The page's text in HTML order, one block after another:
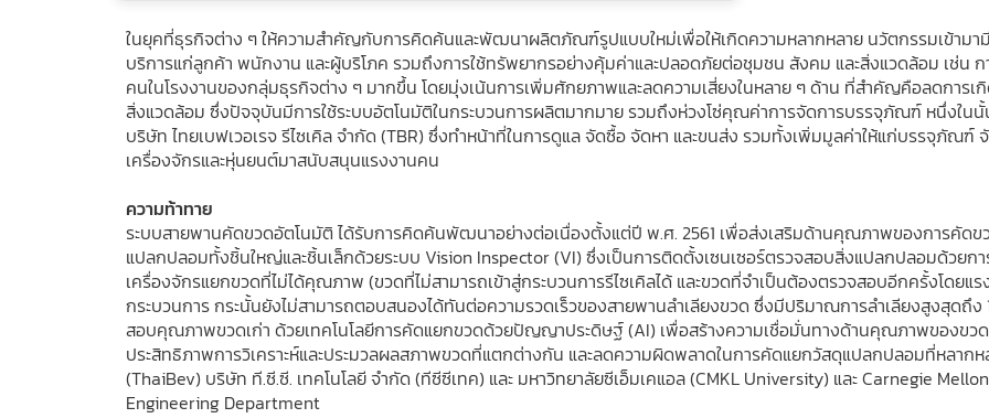
ในยุคที่ธุรกิจต่าง ๆ ให้ความสำคัญกับการคิดค้นและพัฒนาผลิตภัณฑ์รูปแบบใหม่เพื่อให้เกิดความหลากหลาย นวัตกรรมเข้ามา
บริการแก่ลูกค้า พนักงาน และผู้บริโภค รวมถึงการใช้ทรัพยากรอย่างคุ้มค่าและปลอดภัยต่อชุมชน สังคม และสิ่งแวดล้อม เช่น
คนในโรงงานของกลุ่มธุรกิจต่าง ๆ มากขึ้น โดยมุ่งเน้นการเพิ่มศักยภาพและลดความเสี่ยงในหลาย ๆ ด้าน ที่สำคัญคือลดการเ
สิ่งแวดล้อม ซึ่งปัจจุบันมีการใช้ระบบอัตโนมัติในกระบวนการผลิตมากมาย รวมถึงห่วงโซ่คุณค่าการจัดการบรรจุภัณฑ์ หนึ่งใน
บริษัท ไทยเบฟเวอเรจ รีไซเคิล จำกัด (TBR) ซึ่งทำหน้าที่ในการดูแล จัดซื้อ จัดหา และขนส่ง รวมทั้งเพิ่มมูลค่าให้แก่บรรจุภัณ
เครื่องจักรและหุ่นยนต์มาสนับสนุนแรงงานคน
ความท้าทาย
ระบบสายพานคัดขวดอัตโนมัติ ได้รับการคิดค้นพัฒนาอย่างต่อเนื่องตั้งแต่ปี พ.ศ. 2561 เพื่อส่งเสริมด้านคุณภาพของการคัดข
แปลกปลอมทั้งชิ้นใหญ่และชิ้นเล็กด้วยระบบ Vision Inspector (VI) ซึ่งเป็นการติดตั้งเซนเซอร์ตรวจสอบสิ่งแปลกปลอมด้วย
เครื่องจักรแยกขวดที่ไม่ได้คุณภาพ (ขวดที่ไม่สามารถเข้าสู่กระบวนการรีไซเคิลได้ และขวดที่จำเป็นต้องตรวจสอบอีกครั้งโดยแ
กระบวนการ กระนั้นยังไม่สามารถตอบสนองได้ทันต่อความรวดเร็วของสายพานลำเลียงขวด ซึ่งมีปริมาณการลำเลียงสูงสุดถึ
สอบคุณภาพขวดเก่า ด้วยเทคโนโลยีการคัดแยกขวดด้วยปัญญาประดิษฐ์ (AI) เพื่อสร้างความเชื่อมั่นทางด้านคุณภาพของขวด
ประสิทธิภาพการวิเคราะห์และประมวลผลสภาพขวดที่แตกต่างกัน และลดความผิดพลาดในการคัดแยกวัสดุแปลกปลอมที่หลาก
(ThaiBev) บริษัท ที.ซี.ซี. เทคโนโลยี จำกัด (ทีซีซีเทค) และ มหาวิทยาลัยซีเอ็มเคแอล (CMKL University) และ Carnegie
Engineering Department